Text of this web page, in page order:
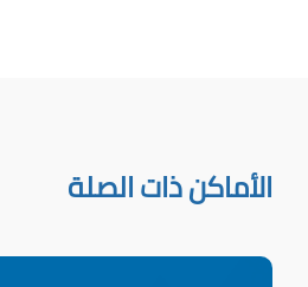
الأماكن ذات الصلة